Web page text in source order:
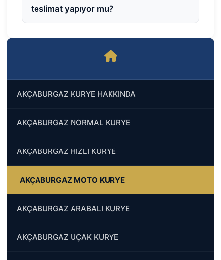
AKÇABURGAZ KURYE HAKKINDA
AKÇABURGAZ NORMAL KURYE
AKÇABURGAZ HIZLI KURYE
AKÇABURGAZ MOTO KURYE
AKÇABURGAZ ARABALI KURYE
AKÇABURGAZ UÇAK KURYE
teslimat yapıyor mu?